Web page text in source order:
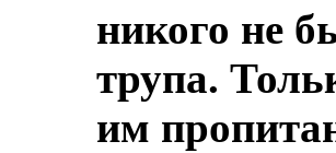
никого не
трупа.
им